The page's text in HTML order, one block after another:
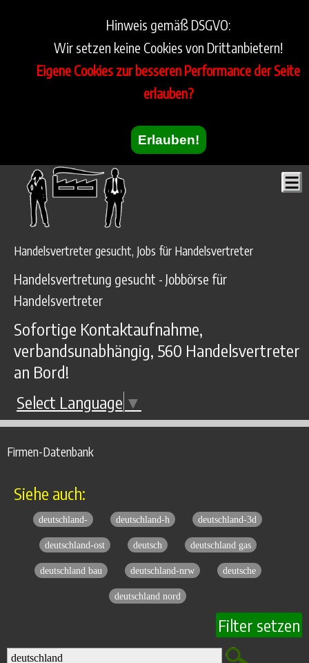
Hinweis gemäß DSGVO:
Wir setzen keine Cookies von Drittanbietern!
Eigene Cookies zur besseren Performance der Seite
erlauben?
Erlauben!
Handelsvertreter gesucht, Jobs für Handelsvertreter
Handelsvertretung gesucht - Jobbörse für
Handelsvertreter
Sofortige Kontaktaufnahme,
verbandsunabhängig, 560 Handelsvertreter
an Bord!
Select Language ▼
Firmen-Datenbank
Siehe auch:
deutschland- deutschland-h deutschland-3d
deutschland-ost deutsch deutschland gas
deutschland bau deutschland-nrw deutsche
deutschland nord
Filter setzen